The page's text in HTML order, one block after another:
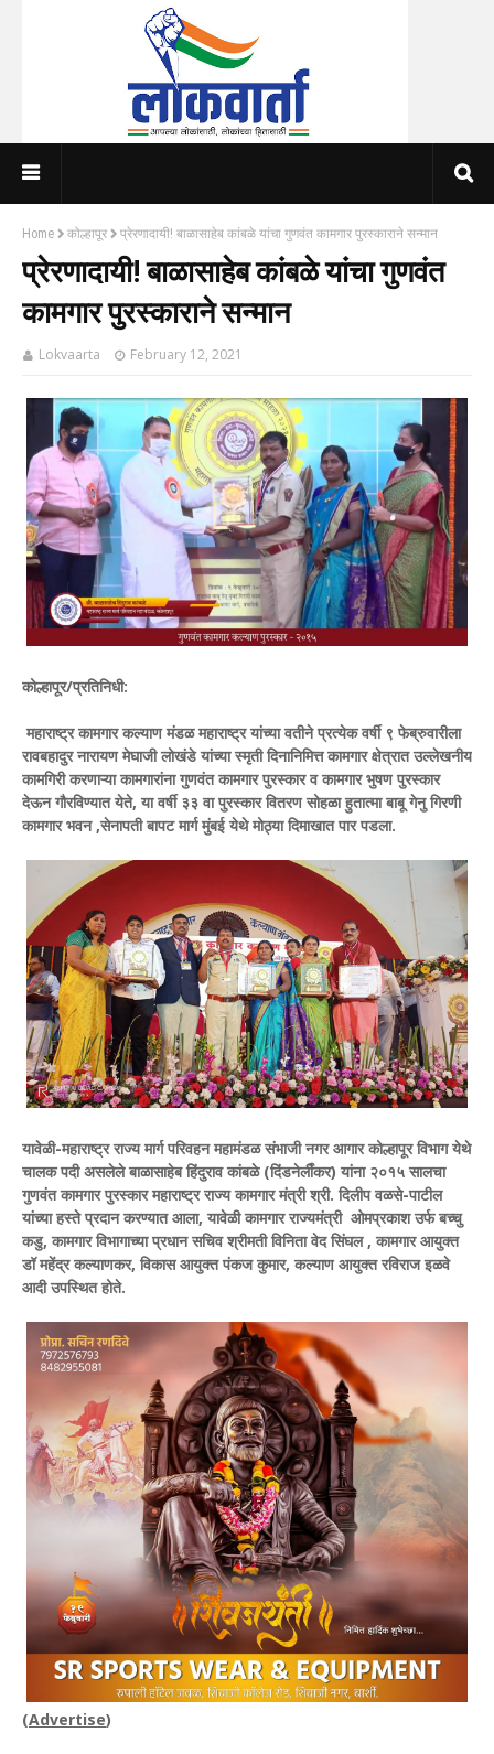
Home कोल्हापूर प्रेरणादायी! बाळासाहेब कांबळे यांचा गुणवंत कामगार पुरस्काराने सन्मान
प्रेरणादायी! बाळासाहेब कांबळे यांचा गुणवंत
कामगार पुरस्काराने सन्मान
Lokvaarta February 12, 2021
कोल्हापूर/प्रतिनिधी:
महाराष्ट्र कामगार कल्याण मंडळ महाराष्ट्र यांच्या वतीने प्रत्येक वर्षी ९ फेब्रुवारीला
रावबहादुर नारायण मेघाजी लोखंडे यांच्या स्मृती दिनानिमित्त कामगार क्षेत्रात उल्लेखनीय
कामगिरी करणाऱ्या कामगारांना गुणवंत कामगार पुरस्कार व कामगार भुषण पुरस्कार
देऊन गौरविण्यात येते, या वर्षी ३३ वा पुरस्कार वितरण सोहळा हुतात्मा बाबू गेनु गिरणी
कामगार भवन ,सेनापती बापट मार्ग मुंबई येथे मोठ्या दिमाखात पार पडला.
यावेळी-महाराष्ट्र राज्य मार्ग परिवहन महामंडळ संभाजी नगर आगार कोल्हापूर विभाग येथे
चालक पदी असलेले बाळासाहेब हिंदुराव कांबळे (दिंडनेलीऀकर) यांना २०१५ सालचा
गुणवंत कामगार पुरस्कार महाराष्ट्र राज्य कामगार मंत्री श्री. दिलीप वळसे-पाटील
यांच्या हस्ते प्रदान करण्यात आला, यावेळी कामगार राज्यमंत्री ओमप्रकाश उर्फ बच्चु
कडु, कामगार विभागाच्या प्रधान सचिव श्रीमती विनिता वेद सिंघल , कामगार आयुक्त
डॉ महेंद्र कल्याणकर, विकास आयुक्त पंकज कुमार, कल्याण आयुक्त रविराज इळवे
आदी उपस्थित होते.
(Advertise)